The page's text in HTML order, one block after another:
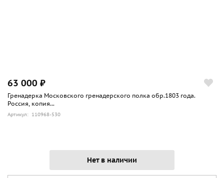
63 000 ₽
Гренадерка Московского гренадерского полка обр.1803 года.
Россия, копия...
Артикул: 110968-530
Нет в наличии